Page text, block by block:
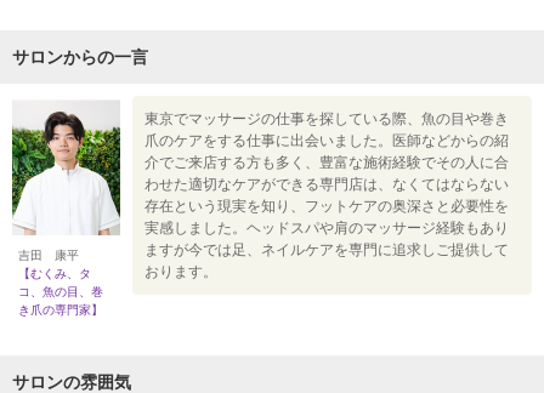
サロンからの一言
吉田 康平
【むくみ、タ
コ、魚の目、巻
き爪の専門家】
東京でマッサージの仕事を探している際、魚の目や巻き
爪のケアをする仕事に出会いました。医師などからの紹
介でご来店する方も多く、豊富な施術経験でその人に合
わせた適切なケアができる専門店は、なくてはならない
存在という現実を知り、フットケアの奥深さと必要性を
実感しました。ヘッドスパや肩のマッサージ経験もあり
ますが今では足、ネイルケアを専門に追求しご提供して
おります。
サロンの雰囲気